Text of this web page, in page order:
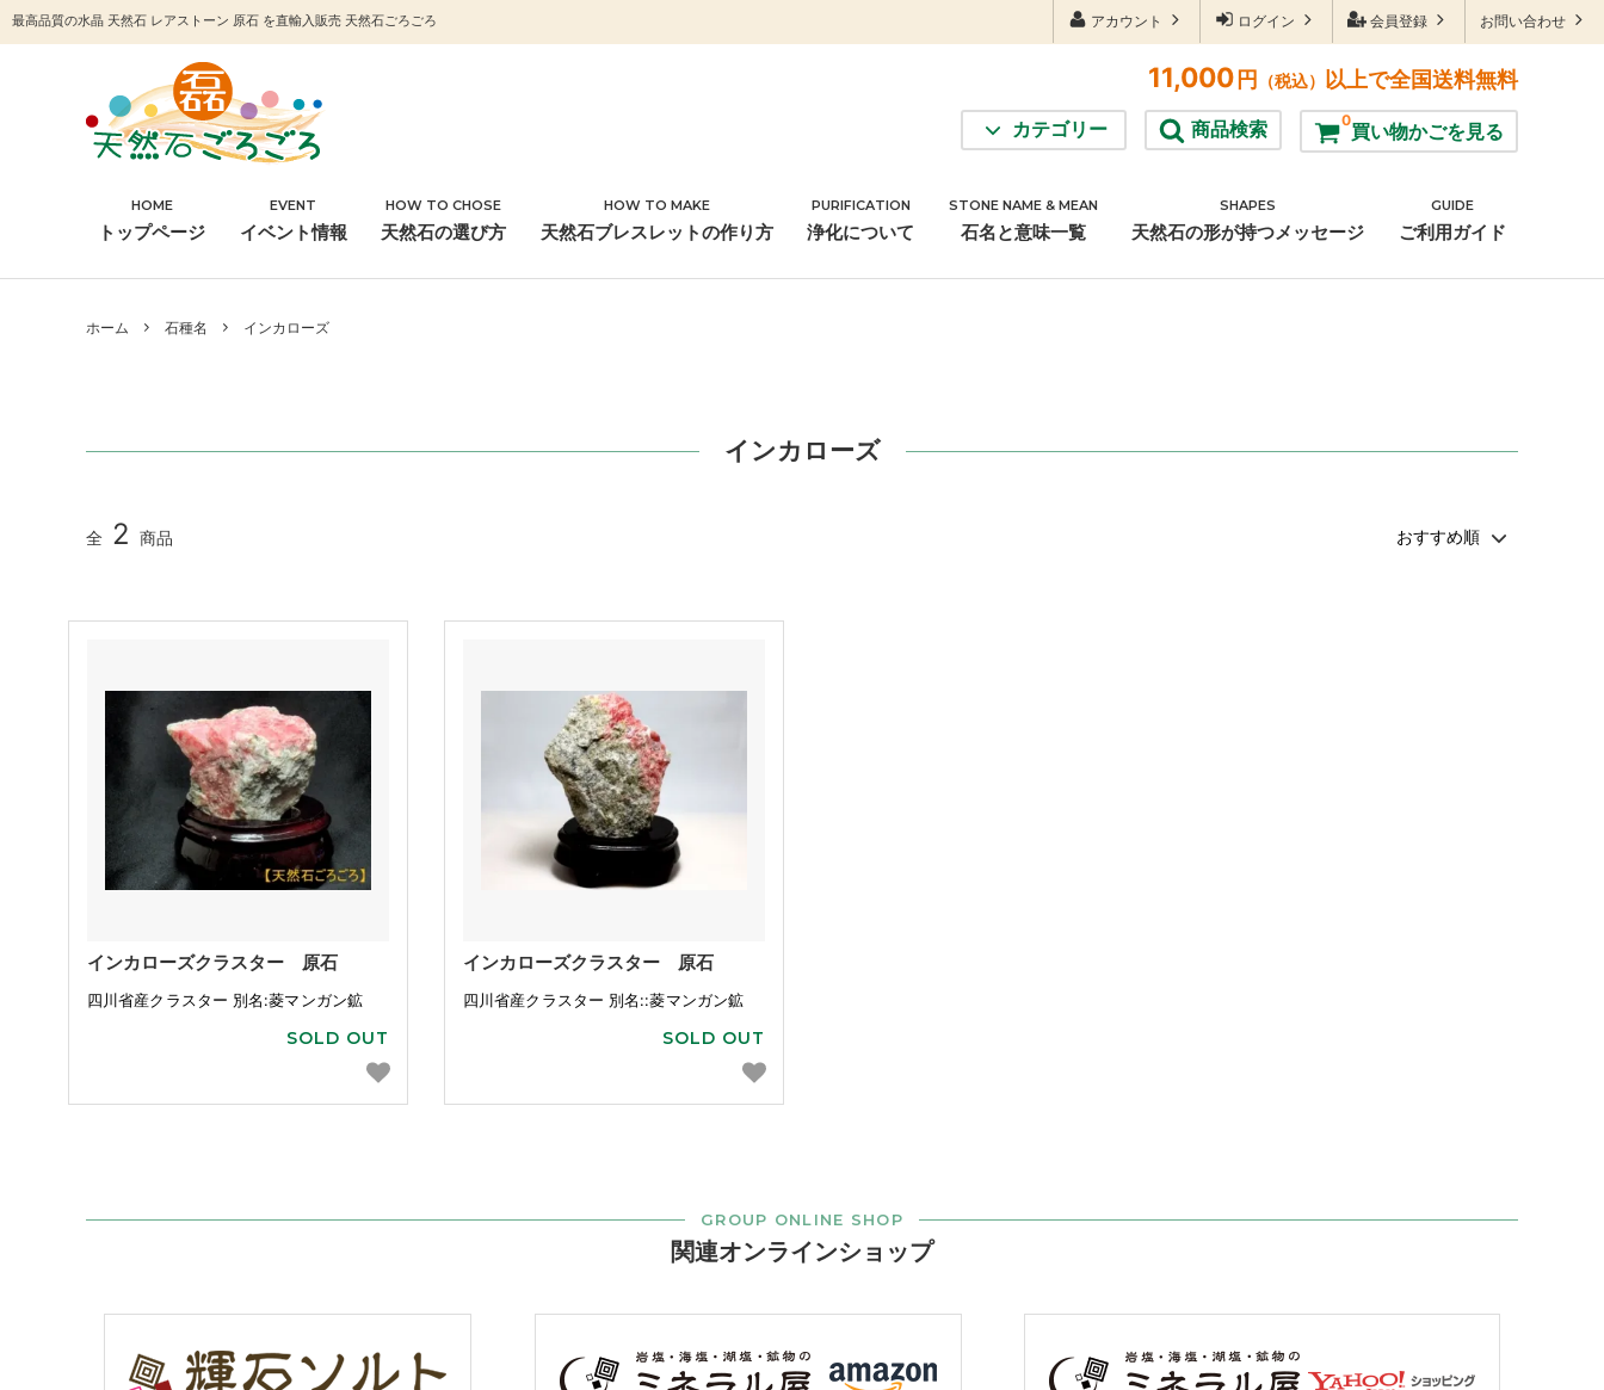
最高品質の水晶 天然石 レアストーン 原石 を直輸入販売 天然石ごろごろ お問い合わせ
会員登録
ログイン
アカウント
11,000 円 （税込） 以上で全国送料無料
0買い物かごを見る
商品検索
カテゴリー
石種名 浄化 アクセサリーパーツ 雑貨
HOME
トップページ
EVENT
イベント情報
HOW TO CHOSE
天然石の選び方
HOW TO MAKE
天然石ブレスレットの作り方
PURIFICATION
浄化について
STONE NAME & MEAN
石名と意味一覧
SHAPES
天然石の形が持つメッセージ
GUIDE
ご利用ガイド
ホーム 石種名 インカローズ
インカローズ
全 2 商品
インカローズクラスター 原石
四川省産クラスター 別名:菱マンガン鉱
SOLD OUT
インカローズクラスター 原石
四川省産クラスター 別名::菱マンガン鉱
SOLD OUT
GROUP ONLINE SHOP
関連オンラインショップ